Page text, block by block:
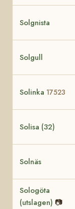
Solgnista
Solgull
Solinka 17523
Solisa (32)
Solnäs
Sologöta
(utslagen) 📷